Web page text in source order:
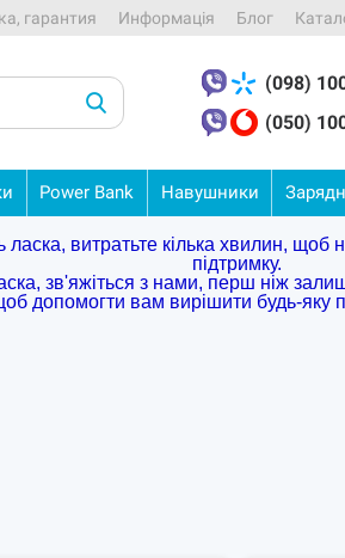
гарантия Информація Блог
(098)
(050)
Power Bank Навушники
витратьте кілька хвилин,
підтримку.
зв'яжіться з нами, перш ніж
допомогти вам вирішити будь-